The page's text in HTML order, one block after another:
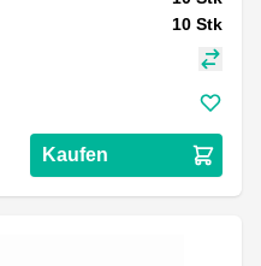
10 Stk
Kaufen